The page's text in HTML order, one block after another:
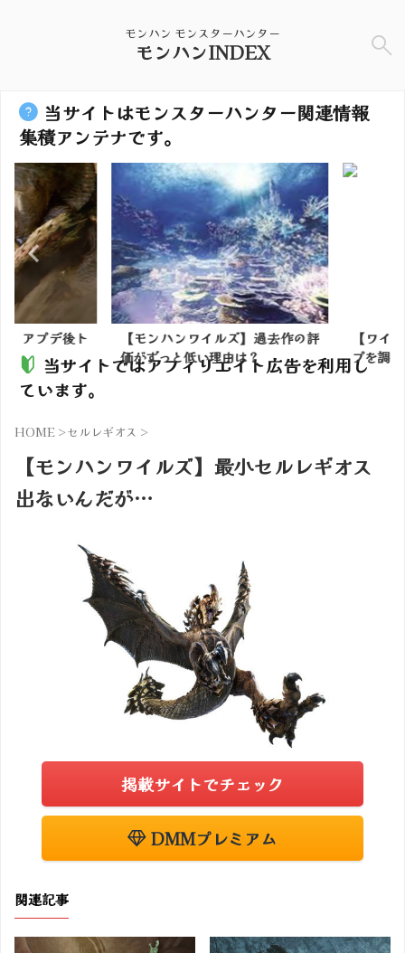
モンハン モンスターハンター
モンハンINDEX
当サイトはモンスターハンター関連情報
集積アンテナです。
プデ後ト
【モンハンワイルズ】過去作の評
価がずっと低い理由は？
【ワイル
プを調査
当サイトではアフィリエイト広告を利用し
ています。
HOME >セルレギオス >
【モンハンワイルズ】最小セルレギオス
出ないんだが…
掲載サイトでチェック
DMMプレミアム
関連記事